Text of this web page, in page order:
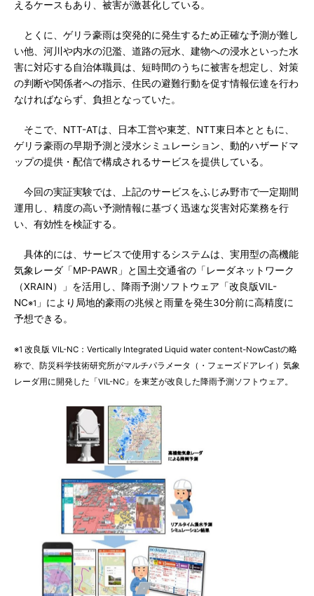
えるケースもあり、被害が激甚化している。
とくに、ゲリラ豪雨は突発的に発生するため正確な予測が難し
い他、河川や内水の氾濫、道路の冠水、建物への浸水といった水
害に対応する自治体職員は、短時間のうちに被害を想定し、対策
の判断や関係者への指示、住民の避難行動を促す情報伝達を行わ
なければならず、負担となっていた。
そこで、NTT-ATは、日本工営や東芝、NTT東日本とともに、
ゲリラ豪雨の早期予測と浸水シミュレーション、動的ハザードマ
ップの提供・配信で構成されるサービスを提供している。
今回の実証実験では、上記のサービスをふじみ野市で一定期間
運用し、精度の高い予測情報に基づく迅速な災害対応業務を行
い、有効性を検証する。
具体的には、サービスで使用するシステムは、実用型の高機能
気象レーダ「MP-PAWR」と国土交通省の「レーダネットワーク
（XRAIN）」を活用し、降雨予測ソフトウェア「改良版VIL-
NC※1 」により局地的豪雨の兆候と雨量を発生30分前に高精度に
予想できる。
※1 改良版 VIL-NC：Vertically Integrated Liquid water content-NowCastの略
称で、防災科学技術研究所がマルチパラメータ（・フェーズドアレイ）気象
レーダ用に開発した「VIL-NC」を東芝が改良した降雨予測ソフトウェア。